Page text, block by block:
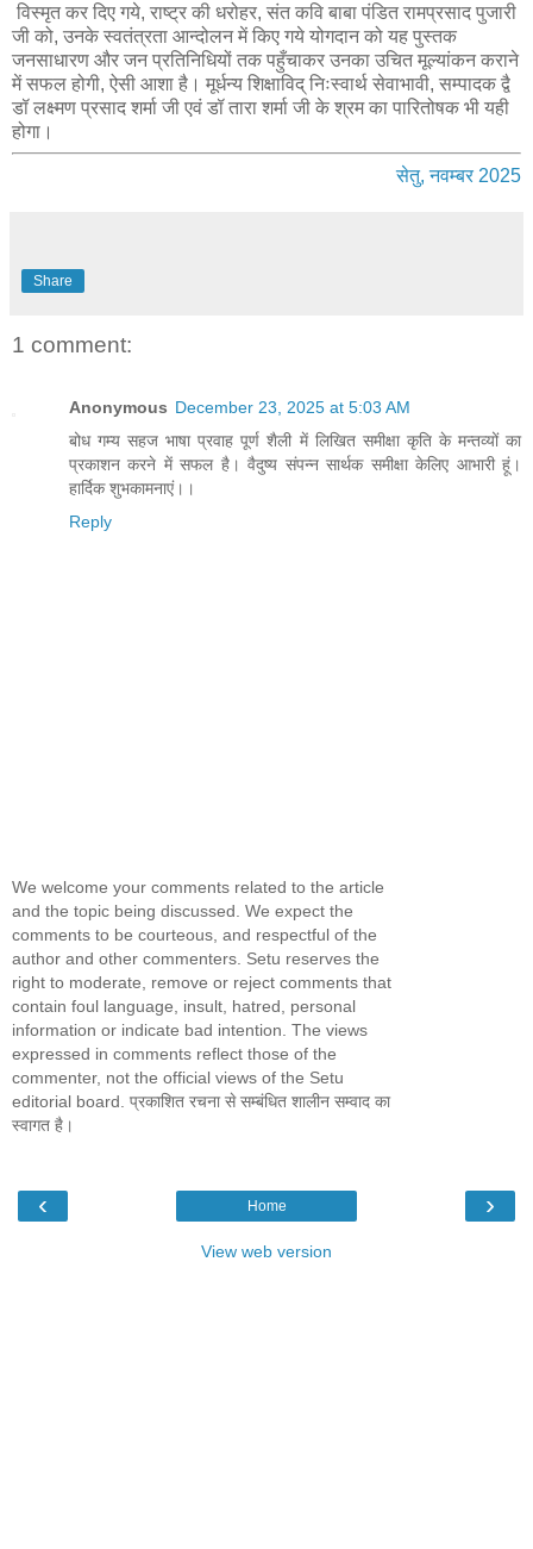
विस्मृत कर दिए गये, राष्ट्र की धरोहर, संत कवि बाबा पंडित रामप्रसाद पुजारी
जी को, उनके स्वतंत्रता आन्दोलन में किए गये योगदान को यह पुस्तक
जनसाधारण और जन प्रतिनिधियों तक पहुँचाकर उनका उचित मूल्यांकन कराने
में सफल होगी, ऐसी आशा है। मूर्धन्य शिक्षाविद् निःस्वार्थ सेवाभावी, सम्पादक द्वै
डॉ लक्ष्मण प्रसाद शर्मा जी एवं डॉ तारा शर्मा जी के श्रम का पारितोषक भी यही
होगा।
सेतु, नवम्बर 2025
Share
1 comment:
Anonymous December 23, 2025 at 5:03 AM
बोध गम्य सहज भाषा प्रवाह पूर्ण शैली में लिखित समीक्षा कृति के मन्तव्यों का
प्रकाशन करने में सफल है। वैदुष्य संपन्न सार्थक समीक्षा केलिए आभारी हूं।
हार्दिक शुभकामनाएं।।
Reply
We welcome your comments related to the article
and the topic being discussed. We expect the
comments to be courteous, and respectful of the
author and other commenters. Setu reserves the
right to moderate, remove or reject comments that
contain foul language, insult, hatred, personal
information or indicate bad intention. The views
expressed in comments reflect those of the
commenter, not the official views of the Setu
editorial board. प्रकाशित रचना से सम्बंधित शालीन सम्वाद का
स्वागत है।
‹ ›
Home
View web version